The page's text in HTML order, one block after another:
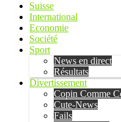
Suisse
International
Economie
Société
Sport
News en direct
Résultats
Divertissement
Copin Comme
Cute-News
Fails